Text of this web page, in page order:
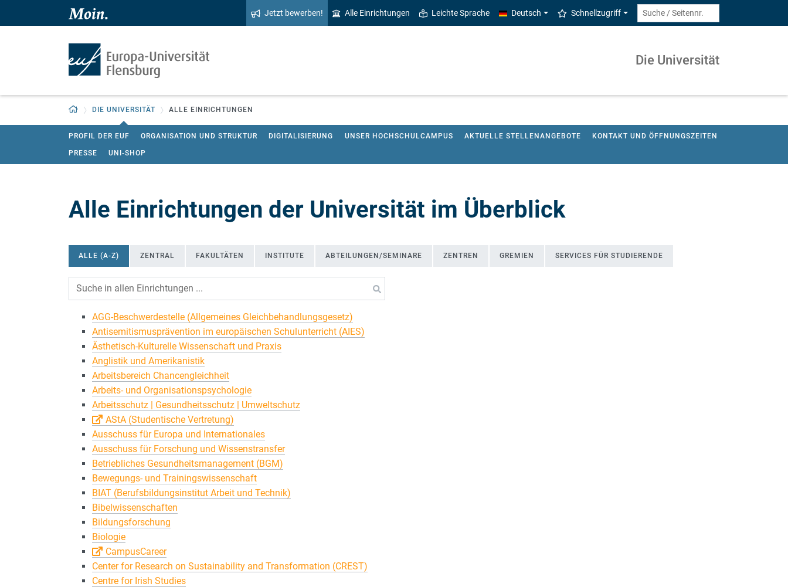
Zum Hauptinhalt springen
Zur Navigation springen
Jetzt bewerben! Alle Einrichtungen Leichte Sprache Deutsch Schnellzugriff
Die Universität
Zurück zur Startseite
DIE UNIVERSITÄT ALLE EINRICHTUNGEN
PROFIL DER EUF ORGANISATION UND STRUKTUR DIGITALISIERUNG UNSER HOCHSCHULCAMPUS AKTUELLE STELLENANGEBOTE KONTAKT UND ÖFFNUNGSZEITEN
PRESSE UNI-SHOP
Alle Einrichtungen der Universität im Überblick
ALLE (A-Z) ZENTRAL FAKULTÄTEN INSTITUTE ABTEILUNGEN/SEMINARE ZENTREN GREMIEN SERVICES FÜR STUDIERENDE
AGG-Beschwerdestelle (Allgemeines Gleichbehandlungsgesetz)
Antisemitismusprävention im europäischen Schulunterricht (AIES)
Ästhetisch-Kulturelle Wissenschaft und Praxis
Anglistik und Amerikanistik
Arbeitsbereich Chancengleichheit
Arbeits- und Organisationspsychologie
Arbeitsschutz | Gesundheitsschutz | Umweltschutz
AStA (Studentische Vertretung)
Ausschuss für Europa und Internationales
Ausschuss für Forschung und Wissenstransfer
Betriebliches Gesundheitsmanagement (BGM)
Bewegungs- und Trainingswissenschaft
BIAT (Berufsbildungsinstitut Arbeit und Technik)
Bibelwissenschaften
Bildungsforschung
Biologie
CampusCareer
Center for Research on Sustainability and Transformation (CREST)
Centre for Irish Studies